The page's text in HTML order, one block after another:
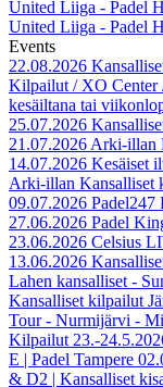
United Liiga - Padel
United Liiga - Padel
Events
22.08.2026
Kilpailut / XO Center
kesäiltana tai
25.07.2026
21.07.2026 Arki-illan
14.07.2026 Kesäiset
Arki-illan Kansalliset
09.07.2026 Padel247
27.06.2026 Padel
23.06.2026 Celsius
13.06.2026
Lahen kansalliset -
Kansalliset kilpailut
Tour - Nurmijärvi -
Kilpailut 23.-
E | Padel Tampere
& D2 | Kansalliset